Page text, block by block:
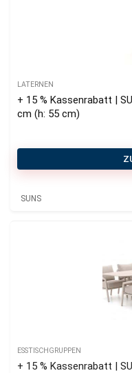
LATERNEN
+ 15 % Kassenrabatt |
cm (h: 55 cm)
SUNS
ESSTISCHGRUPPEN
+ 15 % Kassenrabatt |